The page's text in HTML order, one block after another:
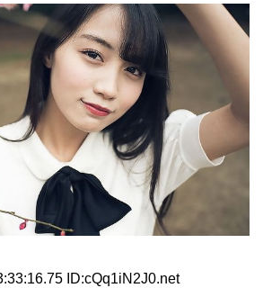
ID:cQq1iN2J0.net